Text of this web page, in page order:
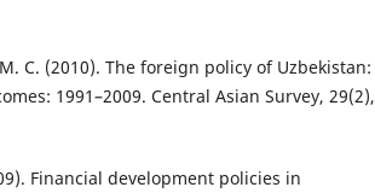
C. (2010). The foreign policy of Uzbekistan:
1991–2009. Central Asian Survey, 29(2),
Financial development policies in